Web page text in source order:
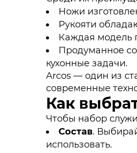
Ножи
Рукояти
Каждая модель
Продуманное
кухонные задачи.
Arcos — один из
современные
Как
Чтобы набор
Состав.
использовать.